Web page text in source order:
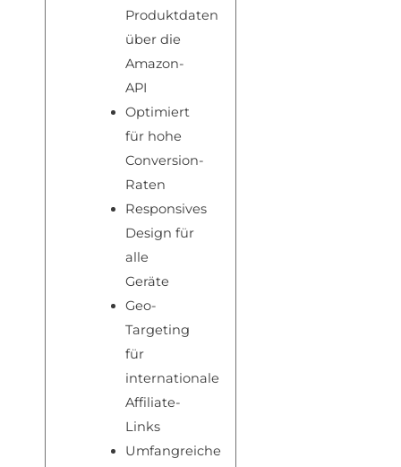
Produktdaten
über die
Amazon-
API
Optimiert
für hohe
Conversion-
Raten
Responsives
Design für
alle
Geräte
Geo-
Targeting
für
internationale
Affiliate-
Links
Umfangreiche